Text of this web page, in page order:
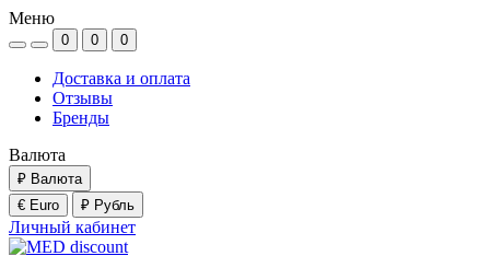
Меню
0 0 0
Доставка и оплата
Отзывы
Бренды
Валюта
₽ Валюта
€ Euro
₽ Рубль
Личный кабинет